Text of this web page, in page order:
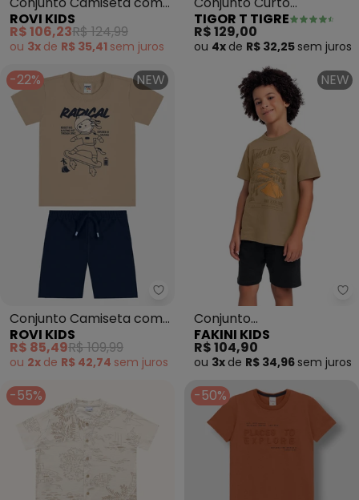
Bermuda Infantil
(Marrom)
ROVI KIDS
R$ 106,23R$ 124,99
ou 3x de R$ 35,41 sem juros
(Marrom)
TIGOR T TIGRE
R$ 129,00
ou 4x de R$ 32,25 sem juros
-22% NEW
Rovi Kids - Conjunto Camiseta
Conjunto Camiseta com
Bermuda Infantil
(Marrom)
ROVI KIDS
R$ 85,49R$ 109,99
ou 2x de R$ 42,74 sem juros
NEW
Conjunto
Camiseta/Bermuda
(Marrom)
FAKINI KIDS
R$ 104,90
ou 3x de R$ 34,96 sem juros
-55% -50%